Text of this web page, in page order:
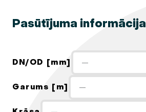
Pasūtījuma informācija
DN/OD [mm] —
Garums [m] —